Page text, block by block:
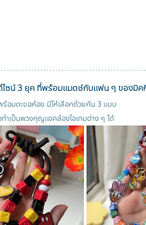
ซน์ 3 ยุค ที่พร้อมแมตช์กับแฟน ๆ ของมิค
อมตะขอห้อย มีให้เลือกด้วยกัน 3 แบบ
ำเป็นพวงกุญแจคล้องไอเทมต่าง ๆ ได้